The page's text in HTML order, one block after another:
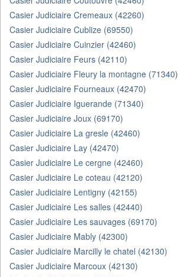
Casier Judiciaire Cremeaux (42260)
Casier Judiciaire Cublize (69550)
Casier Judiciaire Cuinzier (42460)
Casier Judiciaire Feurs (42110)
Casier Judiciaire Fleury la montagne (71340)
Casier Judiciaire Fourneaux (42470)
Casier Judiciaire Iguerande (71340)
Casier Judiciaire Joux (69170)
Casier Judiciaire La gresle (42460)
Casier Judiciaire Lay (42470)
Casier Judiciaire Le cergne (42460)
Casier Judiciaire Le coteau (42120)
Casier Judiciaire Lentigny (42155)
Casier Judiciaire Les salles (42440)
Casier Judiciaire Les sauvages (69170)
Casier Judiciaire Mably (42300)
Casier Judiciaire Marcilly le chatel (42130)
Casier Judiciaire Marcoux (42130)